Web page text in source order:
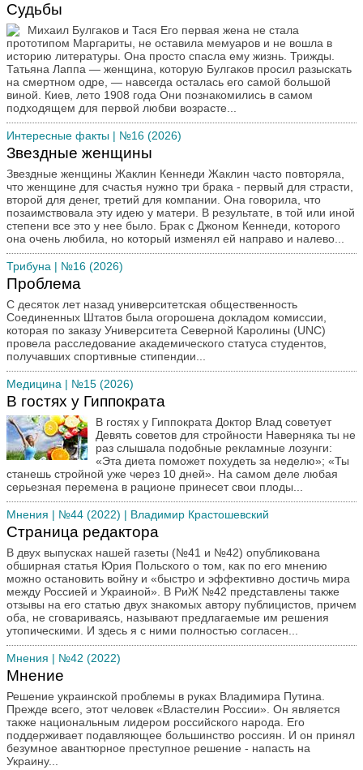
Судьбы
Михаил Булгаков и Тася Его первая жена не стала
прототипом Маргариты, не оставила мемуаров и не вошла в
историю литературы. Она просто спасла ему жизнь. Трижды.
Татьяна Лаппа — женщина, которую Булгаков просил разыскать
на смертном одре, — навсегда осталась его самой большой
виной. Киев, лето 1908 года Они познакомились в самом
подходящем для первой любви возрасте...
Интересные факты | №16 (2026)
Звездные женщины
Звездные женщины Жаклин Кеннеди Жаклин часто повторяла,
что женщине для счастья нужно три брака - первый для страсти,
второй для денег, третий для компании. Она говорила, что
позаимствовала эту идею у матери. В результате, в той или иной
степени все это у нее было. Брак с Джоном Кеннеди, которого
она очень любила, но который изменял ей направо и налево...
Трибуна | №16 (2026)
Проблема
С десяток лет назад университетская общественность
Соединенных Штатов была огорошена докладом комиссии,
которая по заказу Университета Северной Каролины (UNC)
провела расследование академического статуса студентов,
получавших спортивные стипендии...
Медицина | №15 (2026)
В гостях у Гиппократа
В гостях у Гиппократа Доктор Влад советует
Девять советов для стройности Наверняка ты не
раз слышала подобные рекламные лозунги:
«Эта диета поможет похудеть за неделю»; «Ты
станешь стройной уже через 10 дней». На самом деле любая
серьезная перемена в рационе принесет свои плоды...
Мнения | №44 (2022) | Владимир Крастошевский
Страница редактора
В двух выпусках нашей газеты (№41 и №42) опубликована
обширная статья Юрия Польского о том, как по его мнению
можно остановить войну и «быстро и эффективно достичь мира
между Россией и Украиной». В РиЖ №42 представлены также
отзывы на его статью двух знакомых автору публицистов, причем
оба, не сговариваясь, называют предлагаемые им решения
утопическими. И здесь я с ними полностью согласен...
Мнения | №42 (2022)
Мнение
Решение украинской проблемы в руках Владимира Путина.
Прежде всего, этот человек «Властелин России». Он является
также национальным лидером российского народа. Его
поддерживает подавляющее большинство россиян. И он принял
безумное авантюрное преступное решение - напасть на
Украину...